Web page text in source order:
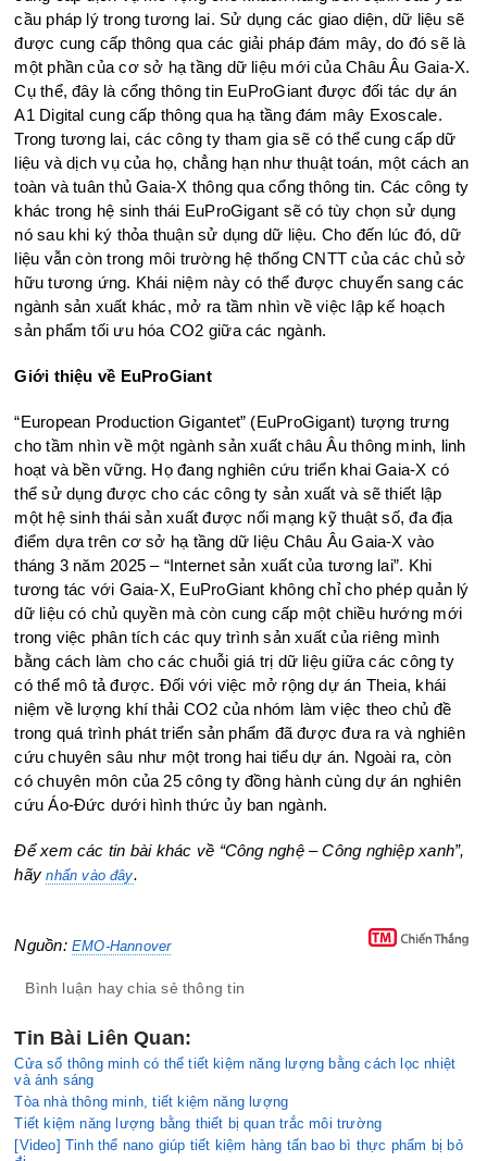
cầu pháp lý trong tương lai. Sử dụng các giao diện, dữ liệu sẽ
được cung cấp thông qua các giải pháp đám mây, do đó sẽ là
một phần của cơ sở hạ tầng dữ liệu mới của Châu Âu Gaia-X.
Cụ thể, đây là cổng thông tin EuProGiant được đối tác dự án
A1 Digital cung cấp thông qua hạ tầng đám mây Exoscale.
Trong tương lai, các công ty tham gia sẽ có thể cung cấp dữ
liệu và dịch vụ của họ, chẳng hạn như thuật toán, một cách an
toàn và tuân thủ Gaia-X thông qua cổng thông tin. Các công ty
khác trong hệ sinh thái EuProGigant sẽ có tùy chọn sử dụng
nó sau khi ký thỏa thuận sử dụng dữ liệu. Cho đến lúc đó, dữ
liệu vẫn còn trong môi trường hệ thống CNTT của các chủ sở
hữu tương ứng. Khái niệm này có thể được chuyển sang các
ngành sản xuất khác, mở ra tầm nhìn về việc lập kế hoạch
sản phẩm tối ưu hóa CO2 giữa các ngành.
Giới thiệu về EuProGiant
“European Production Gigantet” (EuProGigant) tượng trưng
cho tầm nhìn về một ngành sản xuất châu Âu thông minh, linh
hoạt và bền vững. Họ đang nghiên cứu triển khai Gaia-X có
thể sử dụng đượccho các công ty sản xuất và sẽ thiết lập
một hệ sinh thái sản xuất được nối mạng kỹ thuật số, đa địa
điểm dựa trên cơ sở hạ tầng dữ liệu Châu Âu Gaia-X vào
tháng 3 năm 2025 – “Internet sản xuất của tương lai”. Khi
tương tác với Gaia-X, EuProGiant không chỉ cho phép quản lý
dữ liệu có chủ quyền mà còn cung cấp một chiều hướng mới
trong việc phân tích các quy trình sản xuất của riêng mình
bằng cách làm cho các chuỗi giá trị dữ liệu giữa các công ty
có thể mô tả được. Đối với việc mở rộng dự án Theia, khái
niệm về lượng khí thải CO2 của nhóm làm việc theo chủ đề
trong quá trình phát triển sản phẩm đã được đưa ra và nghiên
cứu chuyên sâu như một trong hai tiểu dự án. Ngoài ra, còn
có chuyên môn của 25 công ty đồng hành cùng dự án nghiên
cứu Áo-Đức dưới hình thức ủy ban ngành.
Để xem các tin bài khác về “Công nghệ – Công nghiệp xanh”,
hãynhấn vào đây.
Nguồn:EMO-Hannover
Bình luận hay chia sẻ thông tin
Tin Bài Liên Quan:
Cửa sổ thông minh có thể tiết kiệm năng lượng bằng cách lọc nhiệt
và ánh sáng
Tòa nhà thông minh, tiết kiệm năng lượng
Tiết kiệm năng lượng bằng thiết bị quan trắc môi trường
[Video] Tinh thể nano giúp tiết kiệm hàng tấn bao bì thực phẩm bị bỏ